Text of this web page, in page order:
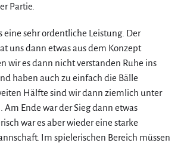
Partie.
eine sehr ordentliche Leistung. Der
uns dann etwas aus dem Konzept
wir es dann nicht verstanden Ruhe ins
haben auch zu einfach die Bälle
Hälfte sind wir dann ziemlich unter
Ende war der Sieg dann etwas
war es aber wieder eine starke
Im spielerischen Bereich müssen